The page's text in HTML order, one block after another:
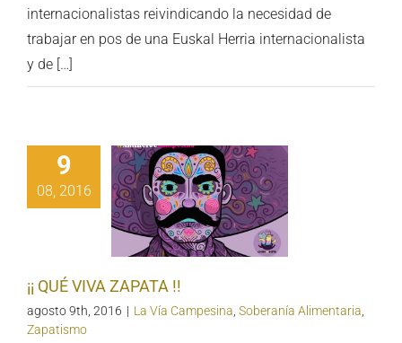
internacionalistas reivindicando la necesidad de
trabajar en pos de una Euskal Herria internacionalista
y de […]
9
08, 2016
VIVA
¡¡ QUÉ VIVA ZAPATA !!
agosto 9th, 2016 | La Vía Campesina Soberanía Alimentaria
Zapatismo